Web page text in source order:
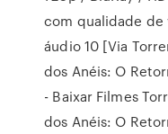
com qualidade de
áudio 10 [Via
dos Anéis: O
- Baixar Filmes
dos Anéis: O